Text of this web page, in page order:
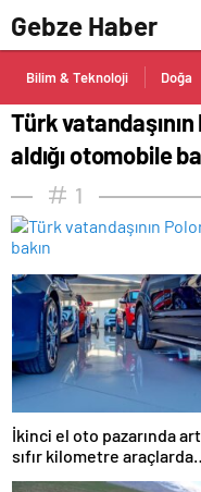
Gebze Haber
Bilim & Teknoloji Doğa
Türk
aldığı otomobile
1
İkinci el oto pazarında
sıfır kilometre araçlarda
düşüşle beraber geldi